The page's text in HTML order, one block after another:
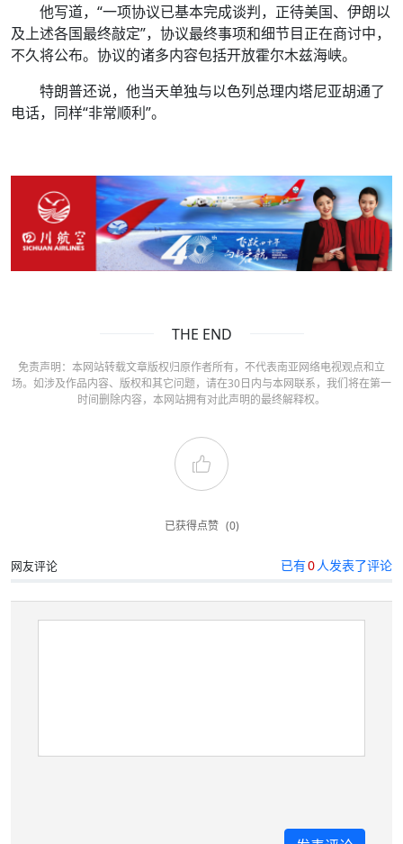
他写道，“一项协议已基本完成谈判，正待美国、伊朗以
及上述各国最终敲定”，协议最终事项和细节目正在商讨中，
不久将公布。协议的诸多内容包括开放霍尔木兹海峡。
特朗普还说，他当天单独与以色列总理内塔尼亚胡通了
电话，同样“非常顺利”。
THE END
免责声明：本网站转载文章版权归原作者所有，不代表南亚网络电视观点和立
场。如涉及作品内容、版权和其它问题，请在30日内与本网联系，我们将在第一
时间删除内容，本网站拥有对此声明的最终解释权。
已获得点赞 (0)
网友评论 已有0 人发表了评论